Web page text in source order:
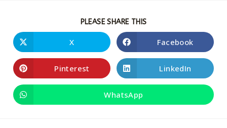
PLEASE SHARE THIS
X Facebook
Pinterest LinkedIn
WhatsApp